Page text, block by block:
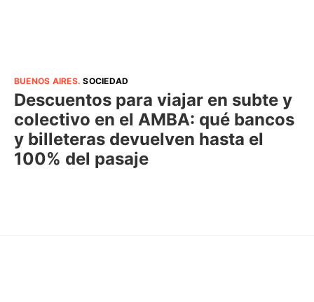
BUENOS AIRES.SOCIEDAD
Descuentos para viajar en subte y
colectivo en el AMBA: qué bancos
y billeteras devuelven hasta el
100% del pasaje